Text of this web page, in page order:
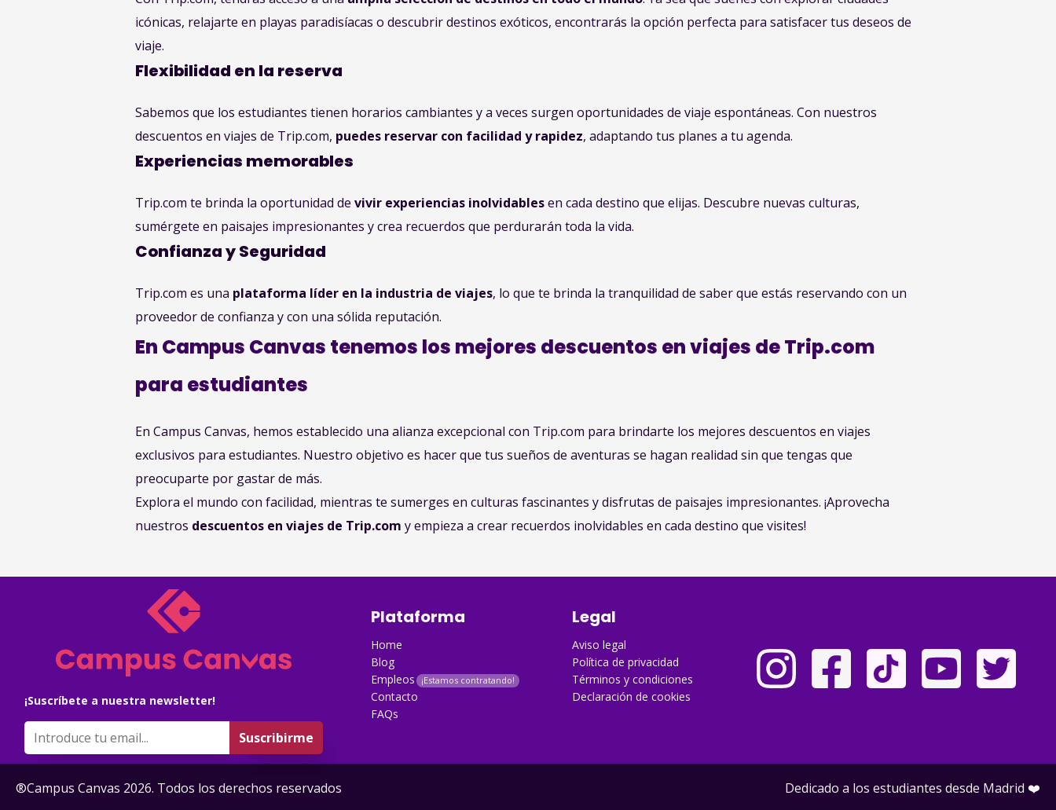
icónicas, relajarte en playas paradisíacas o descubrir destinos exóticos, encontrarás la opción perfecta para satisfacer tus deseos de
viaje.
Flexibilidad en la reserva
Sabemos que los estudiantes tienen horarios cambiantes y a veces surgen oportunidades de viaje espontáneas. Con nuestros
descuentos en viajes de Trip.com, puedes reservar con facilidad y rapidez, adaptando tus planes a tu agenda.
Experiencias memorables
Trip.com te brinda la oportunidad de vivir experiencias inolvidablesen cada destino que elijas. Descubre nuevas culturas,
sumérgete en paisajes impresionantes y crea recuerdos que perdurarán toda la vida.
Confianza y Seguridad
Trip.com es una plataforma líder en la industria de viajes, lo que te brinda la tranquilidad de saber que estás reservando con un
proveedor de confianza y con una sólida reputación.
En Campus Canvas tenemos los mejores descuentos en viajes de Trip.com
para estudiantes
En Campus Canvas, hemos establecido una alianza excepcional con Trip.com para brindarte los mejores descuentos en viajes
exclusivos para estudiantes. Nuestro objetivo es hacer que tus sueños de aventuras se hagan realidad sin que tengas que
preocuparte por gastar de más.
Explora el mundo con facilidad, mientras te sumerges en culturas fascinantes y disfrutas de paisajes impresionantes. ¡Aprovecha
nuestros descuentos en viajes de Trip.com y empieza a crear recuerdos inolvidables en cada destino que visites!
¡Suscríbete a nuestra newsletter!
Suscribirme
Plataforma
Home
Blog
Empleos
Contacto
FAQs
Legal
Aviso legal
Política de privacidad
Términos y condiciones
Declaración de cookies
®Campus Canvas 2026. Todos los derechos reservados Dedicado a los estudiantes desde Madrid ❤️